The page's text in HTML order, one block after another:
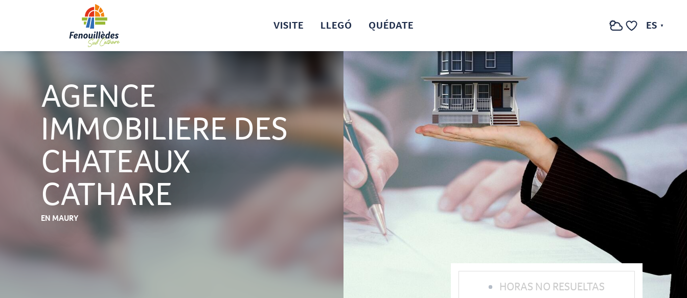
Buscar ES
VISITE LLEGÓ QUÉDATE
AGENCE
IMMOBILIERE DES
CHATEAUX
CATHARE
EN MAURY
HORAS NO RESUELTAS